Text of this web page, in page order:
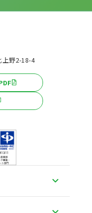
上野2-18-4